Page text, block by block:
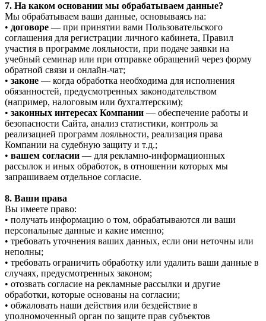
7. На каком основании мы обрабатываем данные?
Мы обрабатываем ваши данные, основываясь на:
• договоре — при принятии вами Пользовательского
соглашения для регистрации личного кабинета, Правил
участия в программе лояльности, при подаче заявки на
учебный семинар или при отправке обращений через форму
обратной связи и онлайн-чат;
• законе — когда обработка необходима для исполнения
обязанностей, предусмотренных законодательством
(например, налоговым или бухгалтерским);
• законных интересах Компании — обеспечение работы и
безопасности Сайта, анализ статистики, контроль за
реализацией программ лояльности, реализация права
Компании на судебную защиту и т.д.;
• вашем согласии — для рекламно-информационных
рассылок и иных обработок, в отношении которых мы
запрашиваем отдельное согласие.
8. Ваши права
Вы имеете право:
• получать информацию о том, обрабатываются ли ваши
персональные данные и какие именно;
• требовать уточнения ваших данных, если они неточны или
неполны;
• требовать ограничить обработку или удалить ваши данные в
случаях, предусмотренных законом;
• отозвать согласие на рекламные рассылки и другие
обработки, которые основаны на согласии;
• обжаловать наши действия или бездействие в
уполномоченный орган по защите прав субъектов